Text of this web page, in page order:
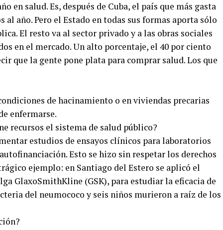
en salud. Es, después de Cuba, el país que más gasta
año. Pero el Estado en todas sus formas aporta sólo
El resto va al sector privado y a las obras sociales
en el mercado. Un alto porcentaje, el 40 por ciento
que la gente pone plata para comprar salud. Los que
de hacinamiento o en viviendas precarias
enfermarse.
recursos el sistema de salud público?
estudios de ensayos clínicos para laboratorios
Esto se hizo sin respetar los derechos
ejemplo: en Santiago del Estero se aplicó el
GlaxoSmithKline (GSK), para estudiar la eficacia de
del neumococo y seis niños murieron a raíz de los